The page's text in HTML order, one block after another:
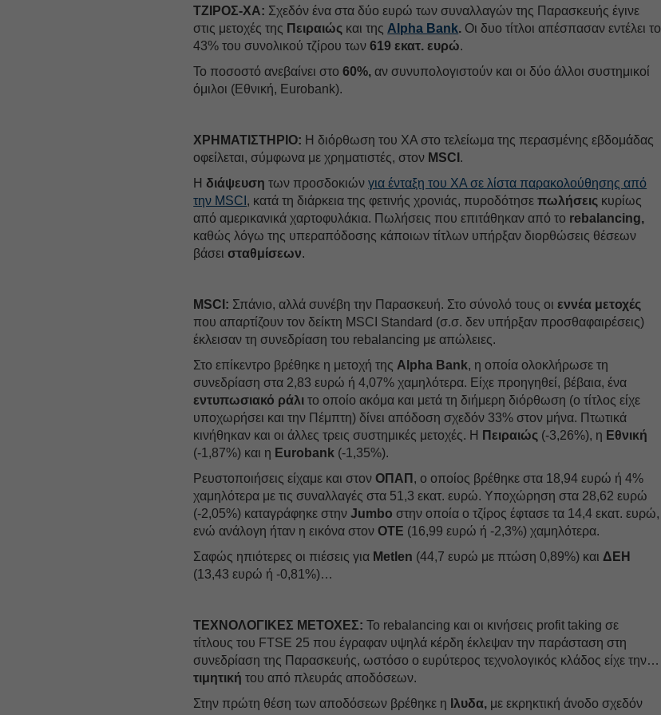
ΤΖΙΡΟΣ-ΧΑ: Σχεδόν ένα στα δύο ευρώ των συναλλαγών της Παρασκευής έγινε
στις μετοχές της Πειραιώς και της Alpha Bank. Οι δυο τίτλοι απέσπασαν εντέλει το
43% του συνολικού τζίρου των619 εκατ. ευρώ.
Το ποσοστό ανεβαίνει στο 60%, αν συνυπολογιστούν και οι δύο άλλοι συστημικοί
όμιλοι (Εθνική, Eurobank).
ΧΡΗΜΑΤΙΣΤΗΡΙΟ: Η διόρθωση του ΧΑ στο τελείωμα της περασμένης εβδομάδας
οφείλεται, σύμφωνα με χρηματιστές, στον MSCI .
Ηδιάψευση των προσδοκιώνγια ένταξη του ΧΑ σε λίστα παρακολούθησης από
την MSCI , κατά τη διάρκεια της φετινής χρονιάς, πυροδότησεπωλήσεις κυρίως
από αμερικανικά χαρτοφυλάκια. Πωλήσεις που επιτάθηκαν από το rebalancing,
καθώς λόγω της υπεραπόδοσης κάποιων τίτλων υπήρξαν διορθώσεις θέσεων
βάσεισταθμίσεων.
MSCI: Σπάνιο, αλλά συνέβη την Παρασκευή. Στο σύνολό τους οιεννέα μετοχές
που απαρτίζουν τον δείκτη MSCI Standard (σ.σ. δεν υπήρξαν προσθαφαιρέσεις)
έκλεισαν τη συνεδρίαση του rebalancing με απώλειες.
Στο επίκεντρο βρέθηκε η μετοχή της Alpha Βank, η οποία ολοκλήρωσε τη
συνεδρίαση στα 2,83 ευρώ ή 4,07% χαμηλότερα. Είχε προηγηθεί, βέβαια, ένα
εντυπωσιακό ράλι το οποίο ακόμα και μετά τη διήμερη διόρθωση (ο τίτλος είχε
υποχωρήσει και την Πέμπτη) δίνει απόδοση σχεδόν 33% στον μήνα. Πτωτικά
κινήθηκαν και οι άλλες τρεις συστημικές μετοχές. Η Πειραιώς (-3,26%), η Εθνική
(-1,87%) και η Eurobank (-1,35%).
Ρευστοποιήσεις είχαμε και στονΟΠΑΠ , ο οποίος βρέθηκε στα 18,94 ευρώ ή 4%
χαμηλότερα με τις συναλλαγές στα 51,3 εκατ. ευρώ. Υποχώρηση στα 28,62 ευρώ
(-2,05%) καταγράφηκε στηνJumbo στην οποία ο τζίρος έφτασε τα 14,4 εκατ. ευρώ,
ενώ ανάλογη ήταν η εικόνα στονΟΤΕ (16,99 ευρώ ή -2,3%) χαμηλότερα.
Σαφώς ηπιότερες οι πιέσεις για Metlen (44,7 ευρώ με πτώση 0,89%) καιΔΕΗ
(13,43 ευρώ ή -0,81%)…
ΤΕΧΝΟΛΟΓΙΚΕΣ ΜΕΤΟΧΕΣ: Το rebalancing και οι κινήσεις profit taking σε
τίτλους του FTSE 25 που έγραφαν υψηλά κέρδη έκλεψαν την παράσταση στη
συνεδρίαση της Παρασκευής, ωστόσο ο ευρύτερος τεχνολογικός κλάδος είχε την…
τιμητική του από πλευράς αποδόσεων.
Στην πρώτη θέση των αποδόσεων βρέθηκε η Ιλυδα, με εκρηκτική άνοδο σχεδόν